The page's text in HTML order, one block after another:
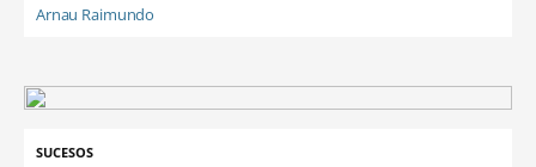
Arnau Raimundo
SUCESOS